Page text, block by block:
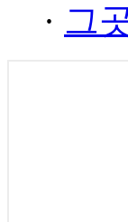
· 그